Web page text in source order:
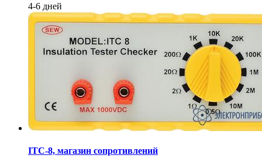
4-6 дней
ITC-8, магазин сопротивлений